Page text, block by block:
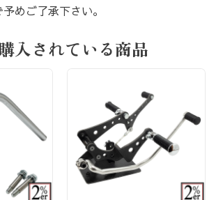
めご了承下さい。
入されている商品